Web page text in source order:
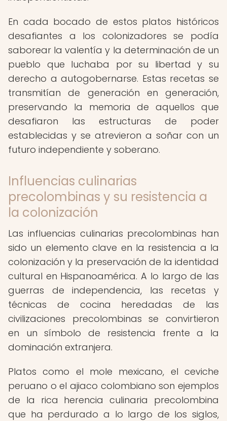
En cada bocado de estos platos históricos
desafiantes a los colonizadores se podía
saborear la valentía y la determinación de un
pueblo que luchaba por su libertad y su
derecho a autogobernarse. Estas recetas se
transmitían de generación en generación,
preservando la memoria de aquellos que
desafiaron las estructuras de poder
establecidas y se atrevieron a soñar con un
futuro independiente y soberano.
Influencias culinarias
precolombinas y su resistencia a
la colonización
Las influencias culinarias precolombinas han
sido un elemento clave en la resistencia a la
colonización y la preservación de la identidad
cultural en Hispanoamérica. A lo largo de las
guerras de independencia, las recetas y
técnicas de cocina heredadas de las
civilizaciones precolombinas se convirtieron
en un símbolo de resistencia frente a la
dominación extranjera.
Platos como el mole mexicano, el ceviche
peruano o el ajiaco colombiano son ejemplos
de la rica herencia culinaria precolombina
que ha perdurado a lo largo de los siglos,